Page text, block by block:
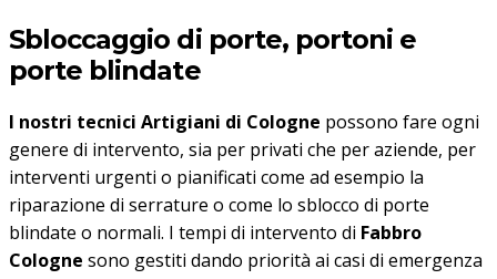
Sbloccaggio di porte, portoni e
porte blindate
I nostri tecnici Artigiani di Cologne possono fare ogni
genere di intervento, sia per privati che per aziende, per
interventi urgenti o pianificati come ad esempio la
riparazione di serrature o come lo sblocco di porte
blindate o normali. I tempi di intervento di Fabbro
Cologne sono gestiti dando priorità ai casi di emergenza